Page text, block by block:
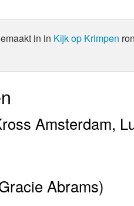
in in Kijk op Krimpen
Amsterdam,
Abrams)